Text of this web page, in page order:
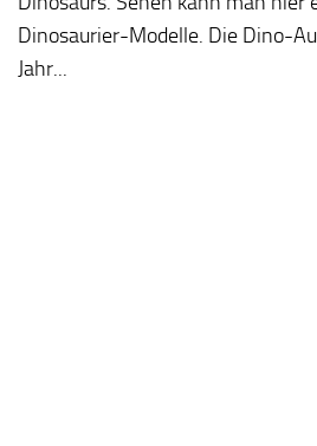
Dinosaurier-Modelle. Die Dino-
Jahr...